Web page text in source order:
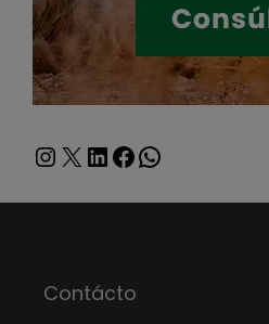
Instagram
X LinkedIn
Facebook
WhatsApp
Contácto